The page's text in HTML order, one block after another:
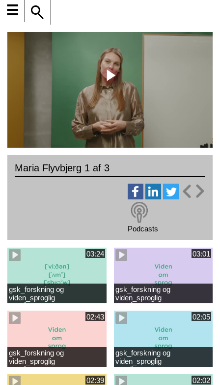
☰
Maria Flyvbjerg 1 af 3
Podcasts
03:24
gsk_forskning og
viden_sproglig
læsevanskeligheder.mp4
03:01
gsk_forskning og
viden_sproglig
første læsning 6-8 år.mp4
02:43
gsk_forskning og
viden_sproglig
forståelse_Støt dit barns
fortsatte læsning 8-10 år.mp4
02:05
gsk_forskning og
viden_sproglig
forståelse_Snak med dit barn
6 mdr-2 år.mp4
02:39 02:02